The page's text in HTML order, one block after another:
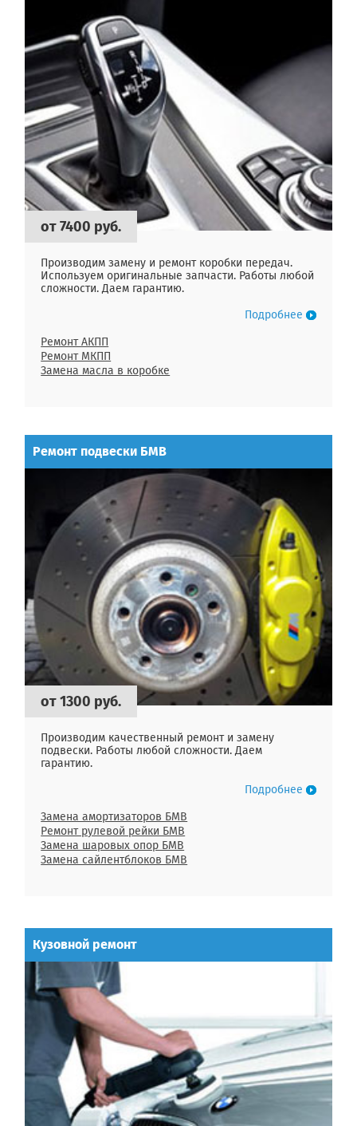
от 7400 руб.
Производим замену и ремонт коробки передач.
Используем оригинальные запчасти. Работы любой
сложности. Даем гарантию.
Подробнее
Ремонт АКПП
Ремонт МКПП
Замена масла в коробке
Ремонт подвески БМВ
от 1300 руб.
Производим качественный ремонт и замену
подвески. Работы любой сложности. Даем
гарантию.
Подробнее
Замена амортизаторов БМВ
Ремонт рулевой рейки БМВ
Замена шаровых опор БМВ
Замена сайлентблоков БМВ
Кузовной ремонт